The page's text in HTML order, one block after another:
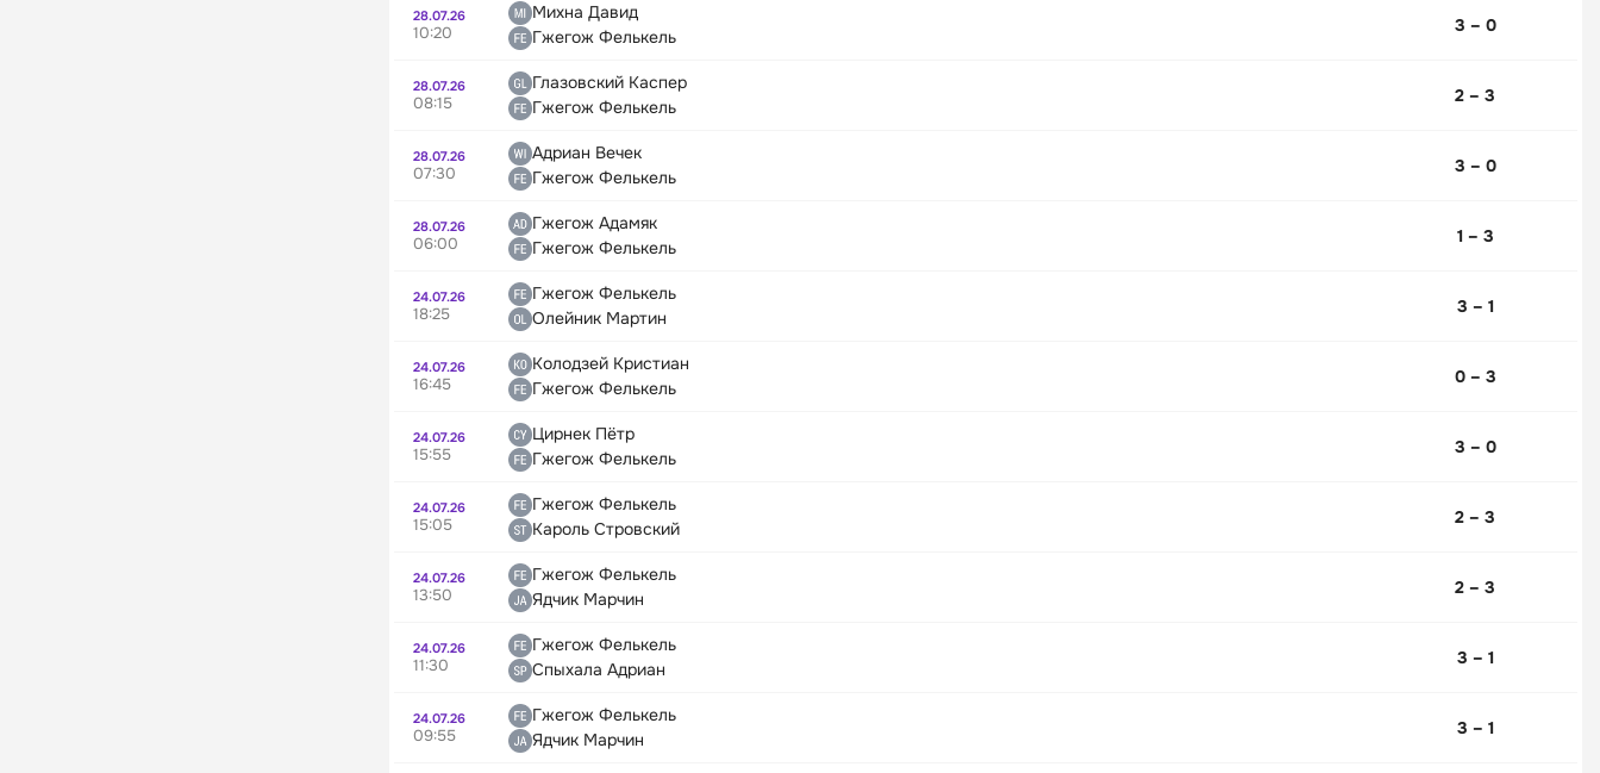
28.07.26
10:20
Михна Давид
Гжегож Фелькель
3 – 0
28.07.26
08:15
Глазовский Каспер
Гжегож Фелькель
2 – 3
28.07.26
07:30
Адриан Вечек
Гжегож Фелькель
3 – 0
28.07.26
06:00
Гжегож Адамяк
Гжегож Фелькель
1 – 3
24.07.26
18:25
Гжегож Фелькель
Олейник Мартин
3 – 1
24.07.26
16:45
Колодзей Кристиан
Гжегож Фелькель
0 – 3
24.07.26
15:55
Цирнек Пётр
Гжегож Фелькель
3 – 0
24.07.26
15:05
Гжегож Фелькель
Кароль Стровский
2 – 3
24.07.26
13:50
Гжегож Фелькель
Ядчик Марчин
2 – 3
24.07.26
11:30
Гжегож Фелькель
Спыхала Адриан
3 – 1
24.07.26
09:55
Гжегож Фелькель
Ядчик Марчин
3 – 1